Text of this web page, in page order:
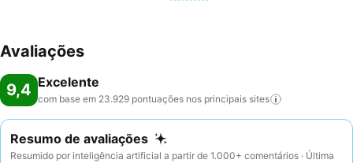
Avaliações
9,4 Excelente
com base em 23.929 pontuações nos principais sites
Resumo de avaliações
Resumido por inteligência artificial a partir de 1.000+ comentários · Última